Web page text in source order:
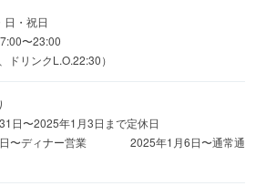
日・祝日
〜23:00
ドリンクL.O.22:30）
日〜2025年1月3日まで定休日
日〜ディナー営業 2025年1月6日〜通常通